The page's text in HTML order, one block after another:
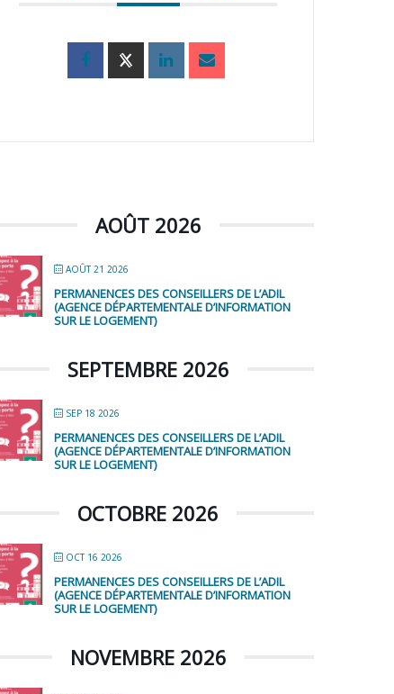
AOÛT 2026
AOÛT 21 2026
PERMANENCES DES CONSEILLERS DE L’ADIL
(AGENCE DÉPARTEMENTALE D’INFORMATION
SUR LE LOGEMENT)
SEPTEMBRE 2026
SEP 18 2026
PERMANENCES DES CONSEILLERS DE L’ADIL
(AGENCE DÉPARTEMENTALE D’INFORMATION
SUR LE LOGEMENT)
OCTOBRE 2026
OCT 16 2026
PERMANENCES DES CONSEILLERS DE L’ADIL
(AGENCE DÉPARTEMENTALE D’INFORMATION
SUR LE LOGEMENT)
NOVEMBRE 2026